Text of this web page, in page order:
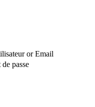
or Email
passe